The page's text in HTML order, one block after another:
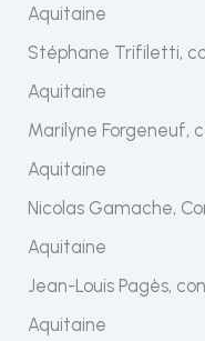
Aquitaine
Stéphane Trifiletti,
Aquitaine
Marilyne Forgeneuf,
Aquitaine
Nicolas Gamache,
Aquitaine
Jean-Louis Pagès,
Aquitaine